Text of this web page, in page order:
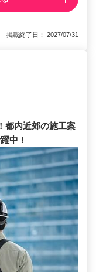
掲載終了日： 2027/07/31
都内近郊の施工案
中！